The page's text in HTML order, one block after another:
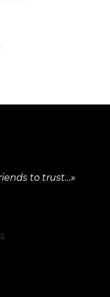
to trust…»